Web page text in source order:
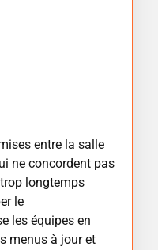
entre la salle
ne concordent pas
longtemps
le
les équipes en
menus à jour et